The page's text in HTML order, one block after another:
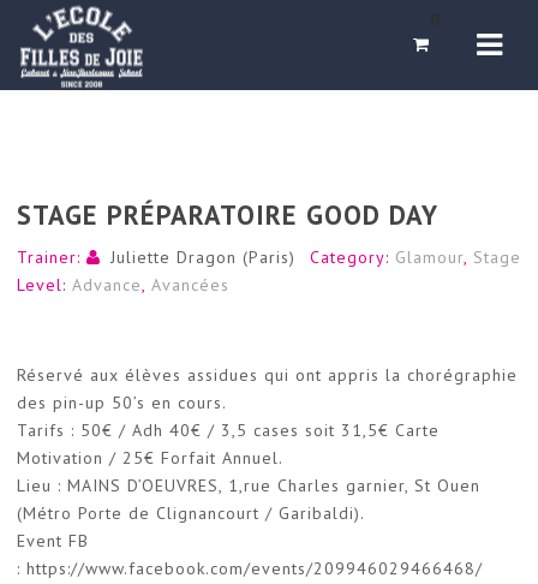
0
STAGE PRÉPARATOIRE GOOD DAY
Trainer: Juliette Dragon (Paris) Category: Glamour, Stage
Level: Advance, Avancées
Réservé aux élèves assidues qui ont appris la chorégraphie
des pin-up 50’s en cours.
Tarifs : 50€ / Adh 40€ / 3,5 cases soit 31,5€ Carte
Motivation / 25€ Forfait Annuel.
Lieu : MAINS D’OEUVRES, 1,rue Charles garnier, St Ouen
(Métro Porte de Clignancourt / Garibaldi).
Event FB
: https://www.facebook.com/events/209946029466468/